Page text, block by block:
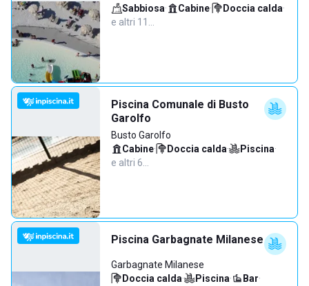
Sabbiosa· Cabine· Doccia calda·
e altri 11…
Piscina Comunale di Busto
Garolfo
Busto Garolfo
Cabine· Doccia calda· Piscina·
e altri 6…
Piscina Garbagnate Milanese
Garbagnate Milanese
Doccia calda· Piscina· Bar·